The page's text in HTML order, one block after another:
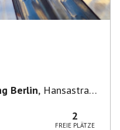
Berlin, Hansastraße
2
FREIE PLÄTZE